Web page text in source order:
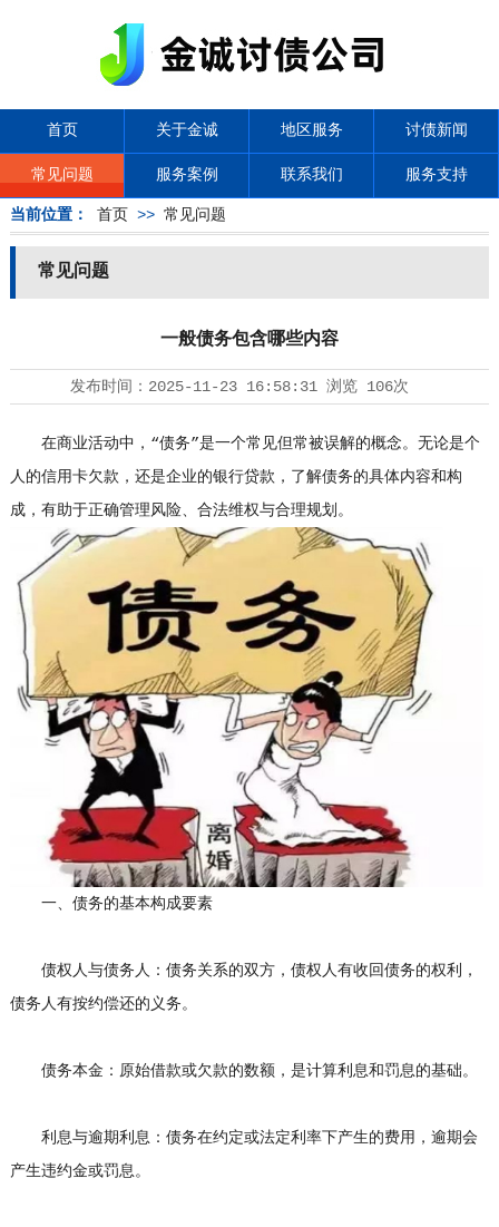
首页 关于金诚 地区服务 讨债新闻
常见问题 服务案例 联系我们 服务支持
当前位置： 首页 >> 常见问题
常见问题
一般债务包含哪些内容
发布时间： 2025-11-23 16:58:31浏览 106次
在商业活动中，“债务”是一个常见但常被误解的概念。无论是个
人的信用卡欠款，还是企业的银行贷款，了解债务的具体内容和构
成，有助于正确管理风险、合法维权与合理规划。
一、债务的基本构成要素
债权人与债务人：债务关系的双方，债权人有收回债务的权利，
债务人有按约偿还的义务。
债务本金：原始借款或欠款的数额，是计算利息和罚息的基础。
利息与逾期利息：债务在约定或法定利率下产生的费用，逾期会
产生违约金或罚息。